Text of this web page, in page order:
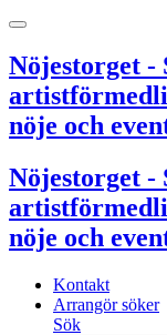
Nöjestorget -
nöje och
Nöjestorget -
nöje och
Kontakt
Arrangör söker
Sök